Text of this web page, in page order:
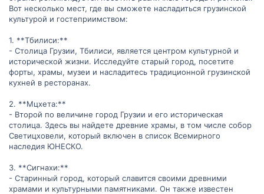
Грузии, я была бы очень благодарна за рассказ о своем опыте и
советы по выбору наиболее подходящих мест для получения
гостеприимстве местных жителей. Заранее благодарю вас за
вашу помощь и ценные советы!
Вот несколько мест, где вы сможете насладиться грузинской
культурой и гостеприимством:
1. **Тбилиси:**
- Столица Грузии, Тбилиси, является центром культурной и
исторической жизни. Исследуйте старый город, посетите
форты, храмы, музеи и насладитесь традиционной грузинской
кухней в ресторанах.
2. **Мцхета:**
- Второй по величине город Грузии и его историческая
столица. Здесь вы найдете древние храмы, в том числе собор
Светицховели, который включен в список Всемирного
наследия ЮНЕСКО.
3. **Сигнахи:**
- Старинный город, который славится своими древними
храмами и культурными памятниками. Он также известен